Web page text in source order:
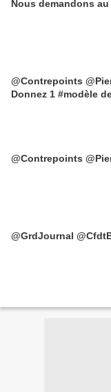
Nous demandons
@Contrepoints
Donnez 1 #modèle
@Contrepoints
@GrdJournal